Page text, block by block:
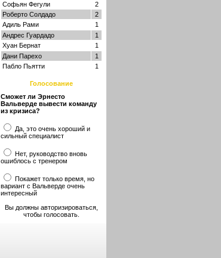
Софьян Фегули
2
Роберто Солдадо
2
Адиль Рами
1
Андрес Гуардадо
1
Хуан Бернат
1
Дани Парехо
1
Пабло Пьятти
1
Голосование
Сможет ли Эрнесто
Вальверде вывести команду
из кризиса?
Да, это очень хороший и
сильный специалист
Нет, руководство вновь
ошиблось с тренером
Покажет только время, но
вариант с Вальверде очень
интересный
Вы должны авторизироваться,
чтобы голосовать.